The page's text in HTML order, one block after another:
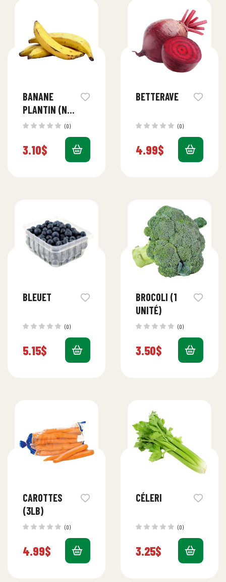
BANANE
PLANTIN (NON
MURS)
(0)
3.10$
BETTERAVE
(0)
4.99$
BLEUET
(0)
5.15$
BROCOLI (1
UNITÉ)
(0)
3.50$
CAROTTES
(3LB)
(0)
4.99$
CÉLERI
(0)
3.25$